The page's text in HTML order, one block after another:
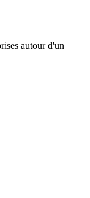
autour d'un